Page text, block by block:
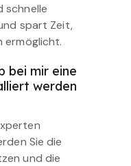
schnelle
spart Zeit,
ermöglicht.
bei mir eine
werden
Sie die
und die